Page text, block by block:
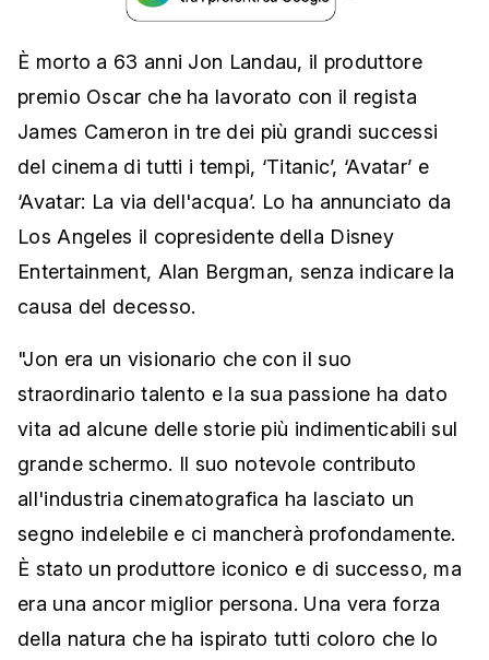
È morto a 63 anni Jon Landau, il produttore
premio Oscar che ha lavorato con il regista
James Cameron in tre dei più grandi successi
del cinema di tutti i tempi, ‘Titanic’, ‘Avatar’ e
‘Avatar: La via dell'acqua’. Lo ha annunciato da
Los Angeles il copresidente della Disney
Entertainment, Alan Bergman, senza indicare la
causa del decesso.
"Jon era un visionario che con il suo
straordinario talento e la sua passione ha dato
vita ad alcune delle storie più indimenticabili sul
grande schermo. Il suo notevole contributo
all'industria cinematografica ha lasciato un
segno indelebile e ci mancherà profondamente.
È stato un produttore iconico e di successo, ma
era una ancor miglior persona. Una vera forza
della natura che ha ispirato tutti coloro che lo